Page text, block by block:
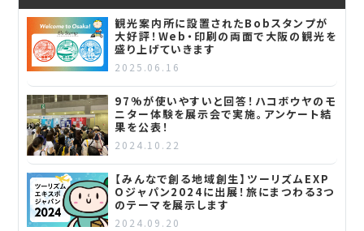
観光案内所に設置されたBobスタンプが
大好評！Web・印刷の両面で大阪の観光を
盛り上げていきます
2025.06.16
97%が使いやすいと回答！ハコボウヤのモ
ニター体験を展示会で実施。アンケート結
果を公表！
2024.10.22
【みんなで創る地域創生】ツーリズムEXP
Oジャパン2024に出展！旅にまつわる3つ
のテーマを展示します
2024.09.20